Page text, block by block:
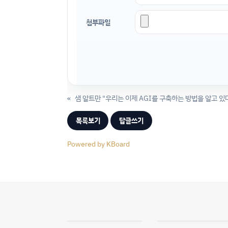
첨부파일
« 샘 알트만 "우리는 이제 AGI를 구축하는 방법을 알고 있
목록보기 답글쓰기
Powered by KBoard